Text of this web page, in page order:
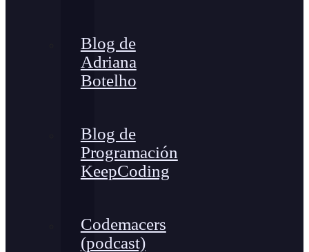
Blog de
Adriana
Botelho
Blog de
Programación
KeepCoding
Codemacers
(podcast)